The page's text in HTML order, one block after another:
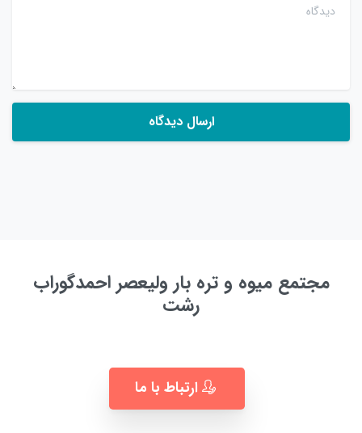
دیدگاه
مجتمع میوه و تره بار ولیعصر احمدگوراب
رشت
ارتباط با ما